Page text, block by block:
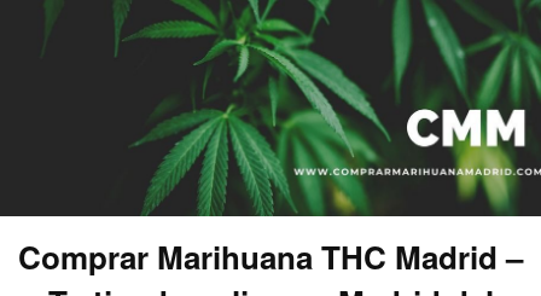
Comprar Marihuana THC Madrid –